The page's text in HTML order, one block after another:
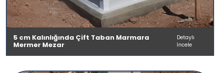
5 cm Kalınlığında Çift Taban Marmara
Mermer Mezar
Detaylı
İncele